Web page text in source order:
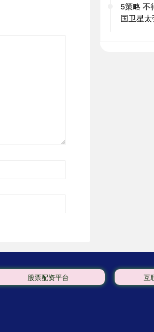
5策略 不
国卫星
股票配资平台 互